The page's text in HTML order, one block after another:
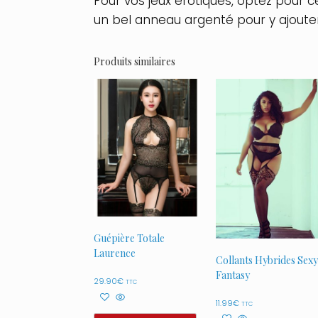
un bel anneau argenté pour y
Produits similaires
Guépière Totale
Laurence
29.90€ TTC
Collants Hybrides Sexy
Fantasy
11.99€ TTC